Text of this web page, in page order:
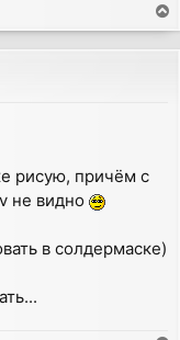
o
p
рисую, причём с
не видно
в солдермаске)